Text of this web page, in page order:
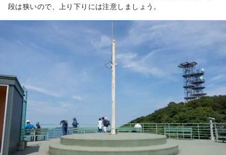
段は狭いので、上り下りには注意しましょう。